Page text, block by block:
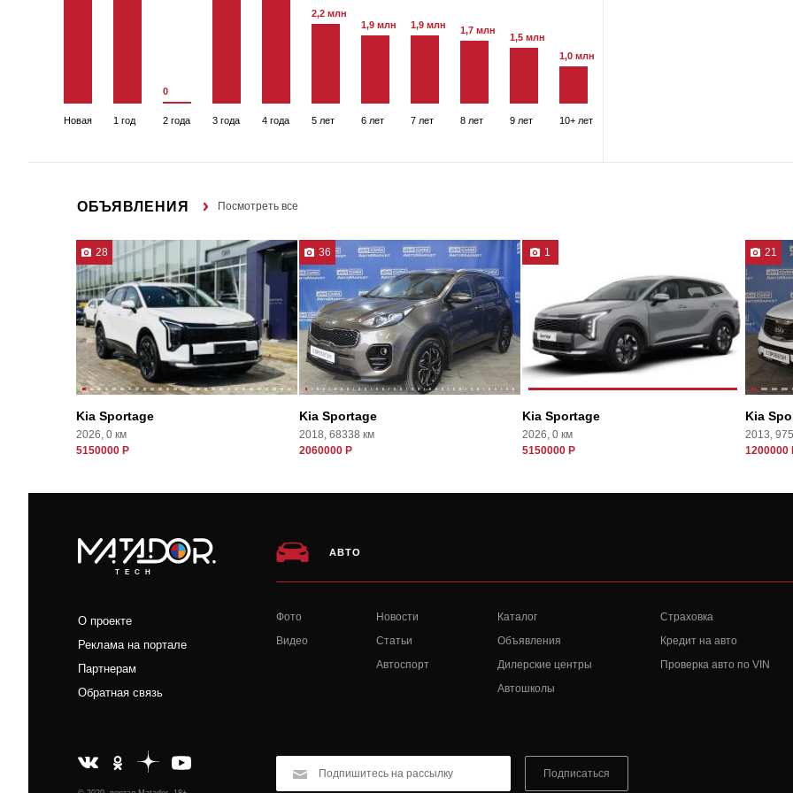
Новая 1 год
0
2 года 3 года 4 года
2,2 млн
5 лет
1,9 млн
6 лет
1,9 млн
7 лет
1,7 млн
8 лет
1,5 млн
9 лет
1,0 млн
10+ лет
ОБЪЯВЛЕНИЯ Посмотреть все
28
Kia Sportage
2026, 0 км
5150000 Р
36
Kia Sportage
2018, 68338 км
2060000 Р
1
Kia Sportage
2026, 0 км
5150000 Р
21
Kia
2013,
1200000
TECH
О проекте
Реклама на портале
Партнерам
Обратная связь
АВТО
Фото
Видео
Новости
Статьи
Автоспорт
Каталог
Объявления
Дилерские центры
Автошколы
Страховка
Кредит на авто
Проверка авто по VIN
Подписаться